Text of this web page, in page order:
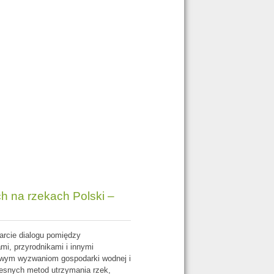
na rzekach Polski –
dialogu pomiędzy
przyrodnikami i innymi
wyzwaniom gospodarki wodnej i
metod utrzymania rzek,